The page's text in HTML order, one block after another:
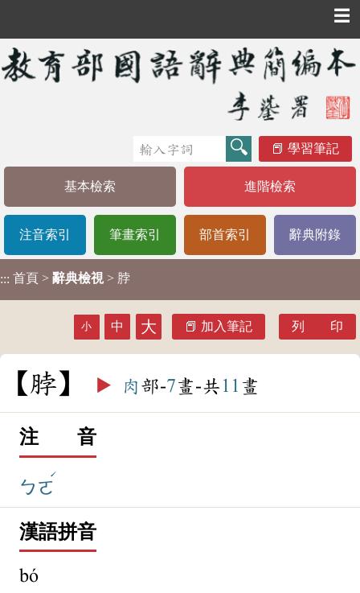
☰
學習筆記
基本檢索 進階檢索
注音索引 筆畫索引 部首索引 辭典附錄
::: 首頁 > 辭典檢視 > 脖
小 中 大 加入筆記 列 印
脖 ▶️ 肉 部-7畫-共 11 畫
注 音
ㄅㄛ
ˊ
漢語拼音
bó